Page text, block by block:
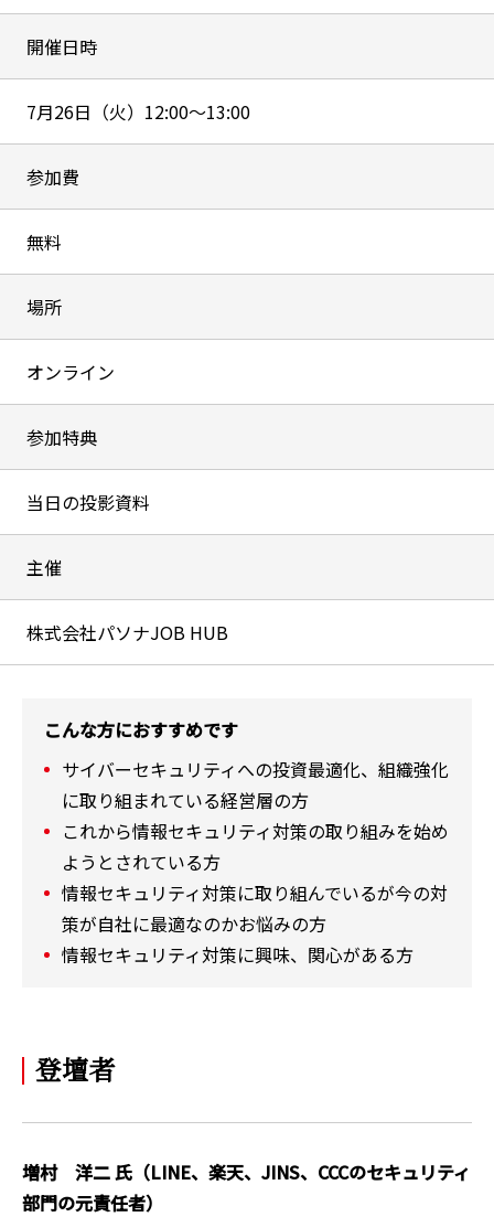
開催日時
7月26日（火）12:00～13:00
参加費
無料
場所
オンライン
参加特典
当日の投影資料
主催
株式会社パソナJOB HUB
こんな方におすすめです
サイバーセキュリティへの投資最適化、組織強化
に取り組まれている経営層の方
これから情報セキュリティ対策の取り組みを始め
ようとされている方
情報セキュリティ対策に取り組んでいるが今の対
策が自社に最適なのかお悩みの方
情報セキュリティ対策に興味、関心がある方
登壇者
増村 洋二 氏（LINE、楽天、JINS、CCCのセキュリティ
部門の元責任者）